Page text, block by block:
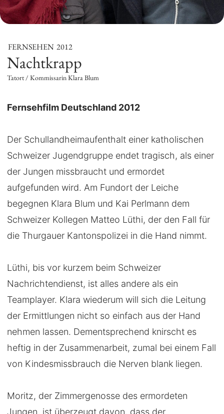
FERNSEHEN 2012
Nachtkrapp
Tatort / Kommissarin Klara Blum
Fernsehfilm Deutschland 2012
Der Schullandheimaufenthalt einer katholischen
Schweizer Jugendgruppe endet tragisch, als einer
der Jungen missbraucht und ermordet
aufgefunden wird. Am Fundort der Leiche
begegnen Klara Blum und Kai Perlmann dem
Schweizer Kollegen Matteo Lüthi, der den Fall für
die Thurgauer Kantonspolizei in die Hand nimmt.
Lüthi, bis vor kurzem beim Schweizer
Nachrichtendienst, ist alles andere als ein
Teamplayer. Klara wiederum will sich die Leitung
der Ermittlungen nicht so einfach aus der Hand
nehmen lassen. Dementsprechend knirscht es
heftig in der Zusammenarbeit, zumal bei einem Fall
von Kindesmissbrauch die Nerven blank liegen.
Moritz, der Zimmergenosse des ermordeten